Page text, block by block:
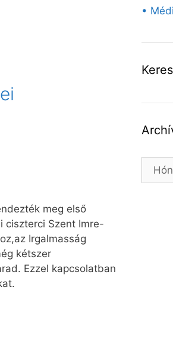
meg első
ciszterci Szent Imre-
Irgalmasság
kétszer
Ezzel kapcsolatban
•